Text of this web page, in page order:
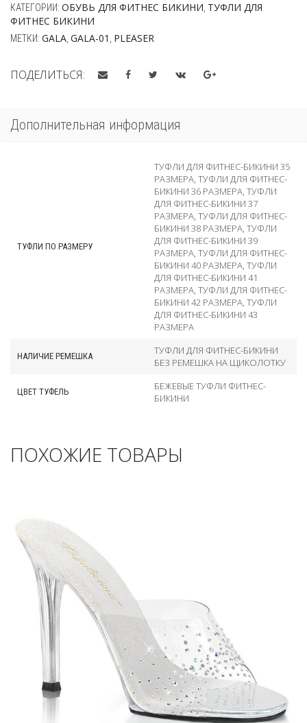
КАТЕГОРИИ: ОБУВЬ ДЛЯ ФИТНЕС БИКИНИ ТУФЛИ ДЛЯ
ФИТНЕС БИКИНИ
МЕТКИ: GALA GALA-01 PLEASER
ПОДЕЛИТЬСЯ:
Дополнительная информация
ТУФЛИ ПО РАЗМЕРУ
ТУФЛИ ДЛЯ ФИТНЕС-БИКИНИ 35
РАЗМЕРА, ТУФЛИ ДЛЯ ФИТНЕС-
БИКИНИ 36 РАЗМЕРА, ТУФЛИ
ДЛЯ ФИТНЕС-БИКИНИ 37
РАЗМЕРА, ТУФЛИ ДЛЯ ФИТНЕС-
БИКИНИ 38 РАЗМЕРА, ТУФЛИ
ДЛЯ ФИТНЕС-БИКИНИ 39
РАЗМЕРА, ТУФЛИ ДЛЯ ФИТНЕС-
БИКИНИ 40 РАЗМЕРА, ТУФЛИ
ДЛЯ ФИТНЕС-БИКИНИ 41
РАЗМЕРА, ТУФЛИ ДЛЯ ФИТНЕС-
БИКИНИ 42 РАЗМЕРА, ТУФЛИ
ДЛЯ ФИТНЕС-БИКИНИ 43
РАЗМЕРА
НАЛИЧИЕ РЕМЕШКА
ТУФЛИ ДЛЯ ФИТНЕС-БИКИНИ
БЕЗ РЕМЕШКА НА ЩИКОЛОТКУ
ЦВЕТ ТУФЕЛЬ
БЕЖЕВЫЕ ТУФЛИ ФИТНЕС-
БИКИНИ
ПОХОЖИЕ ТОВАРЫ